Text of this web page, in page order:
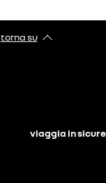
torna su
viaggia in